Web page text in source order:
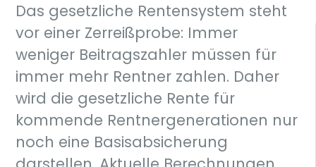
Das gesetzliche Rentensystem steht
vor einer Zerreißprobe: Immer
weniger Beitragszahler müssen für
immer mehr Rentner zahlen. Daher
wird die gesetzliche Rente für
kommende Rentnergenerationen nur
noch eine Basisabsicherung